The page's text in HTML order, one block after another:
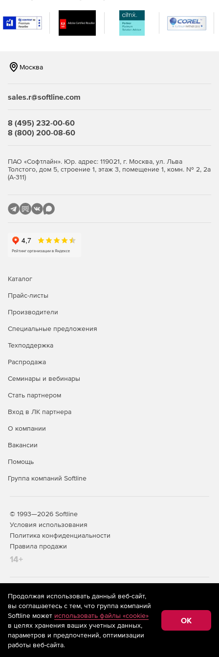
аппаратных компонентов организационной сети.
Автоматическая идентификация и менеджмент
оборудования и приложений, развернутых в сети.
База данных управления конфигурациями:
взаимосвязей.
Добавление атрибутов и связей к типу элементов
Управление программными активами и лицензиями:
соглашениям.
прикрепление контрактов.
Уведомление технических специалистов о том, что
истекает срок действия контракта.
Москва
sales.r@softline.com
8 (495) 232-00-60
8 (800) 200-08-60
ПАО «Софтлайн». Юр. адрес: 119021, г. Москва, ул. Льва
Толстого, дом 5, строение 1, этаж 3, помещение 1, комн. № 2, 2а
(А-311)
Каталог
Прайс-листы
Производители
Специальные предложения
Техподдержка
Распродажа
Семинары и вебинары
Стать партнером
Вход в ЛК партнера
О компании
Вакансии
Помощь
Группа компаний Softline
© 1993—2026 Softline
Условия использования
Политика конфиденциальности
Правила продажи
14+
На информационном ресурсе store.softline.ru применяются
рекомендательные технологии
(информационные технологии
предоставления информации на основе сбора,
систематизации и анализа сведений, относящихся к
предпочтениям пользователей сети «Интернет»,
находящихся на территории Российской Федерации)
Продолжая использовать данный веб-сайт,
вы соглашаетесь с тем, что группа компаний
Softline может использовать файлы «cookie»
в целях хранения ваших учетных данных,
параметров и предпочтений, оптимизации
работы веб-сайта.
OK